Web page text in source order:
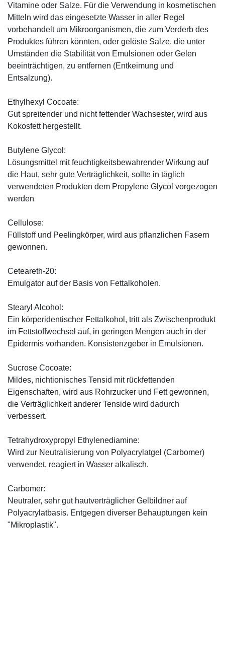
Vitamine oder Salze. Für die Verwendung in kosmetischen
Mitteln wird das eingesetzte Wasser in aller Regel
vorbehandelt um Mikroorganismen, die zum Verderb des
Produktes führen könnten, oder gelöste Salze, die unter
Umständen die Stabilität von Emulsionen oder Gelen
beeinträchtigen, zu entfernen (Entkeimung und
Entsalzung).
Ethylhexyl Cocoate:
Gut spreitender und nicht fettender Wachsester, wird aus
Kokosfett hergestellt.
Butylene Glycol:
Lösungsmittel mit feuchtigkeitsbewahrender Wirkung auf
die Haut, sehr gute Verträglichkeit, sollte in täglich
verwendeten Produkten dem Propylene Glycol vorgezogen
werden
Cellulose:
Füllstoff und Peelingkörper, wird aus pflanzlichen Fasern
gewonnen.
Ceteareth-20:
Emulgator auf der Basis von Fettalkoholen.
Stearyl Alcohol:
Ein körperidentischer Fettalkohol, tritt als Zwischenprodukt
im Fettstoffwechsel auf, in geringen Mengen auch in der
Epidermis vorhanden. Konsistenzgeber in Emulsionen.
Sucrose Cocoate:
Mildes, nichtionisches Tensid mit rückfettenden
Eigenschaften, wird aus Rohrzucker und Fett gewonnen,
die Verträglichkeit anderer Tenside wird dadurch
verbessert.
Tetrahydroxypropyl Ethylenediamine:
Wird zur Neutralisierung von Polyacrylatgel (Carbomer)
verwendet, reagiert in Wasser alkalisch.
Carbomer:
Neutraler, sehr gut hautverträglicher Gelbildner auf
Polyacrylatbasis. Entgegen diverser Behauptungen kein
"Mikroplastik".